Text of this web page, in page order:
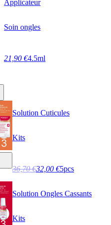
Applicateur
Soin ongles
21,90 €4.5ml
Solution Cuticules
Kits
36,70 €32,00 €5pcs
Solution Ongles Cassants
Kits